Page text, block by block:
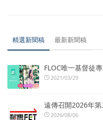
精選新聞稿 最新新聞稿
FLOC唯一基督徒
2021/03/29
遠傳召開2026年
2026/08/06